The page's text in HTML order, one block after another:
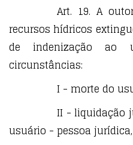
Art. 19. A
recursos hídricos
de indenização ao
circunstâncias:
I - morte do
II - liquidação
usuário - pessoa